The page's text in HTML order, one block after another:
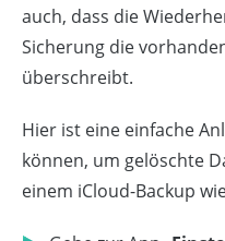
auch, dass die
Sicherung die
überschreibt.
Hier ist eine einfache
können, um gelöschte
einem iCloud-Backup